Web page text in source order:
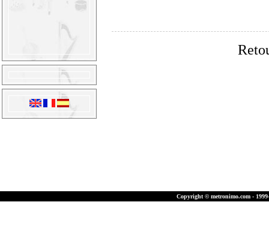
Copyright © metronimo.com -